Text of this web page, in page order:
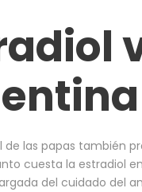
de las papas también
cuesta la estradiol
del cuidado del